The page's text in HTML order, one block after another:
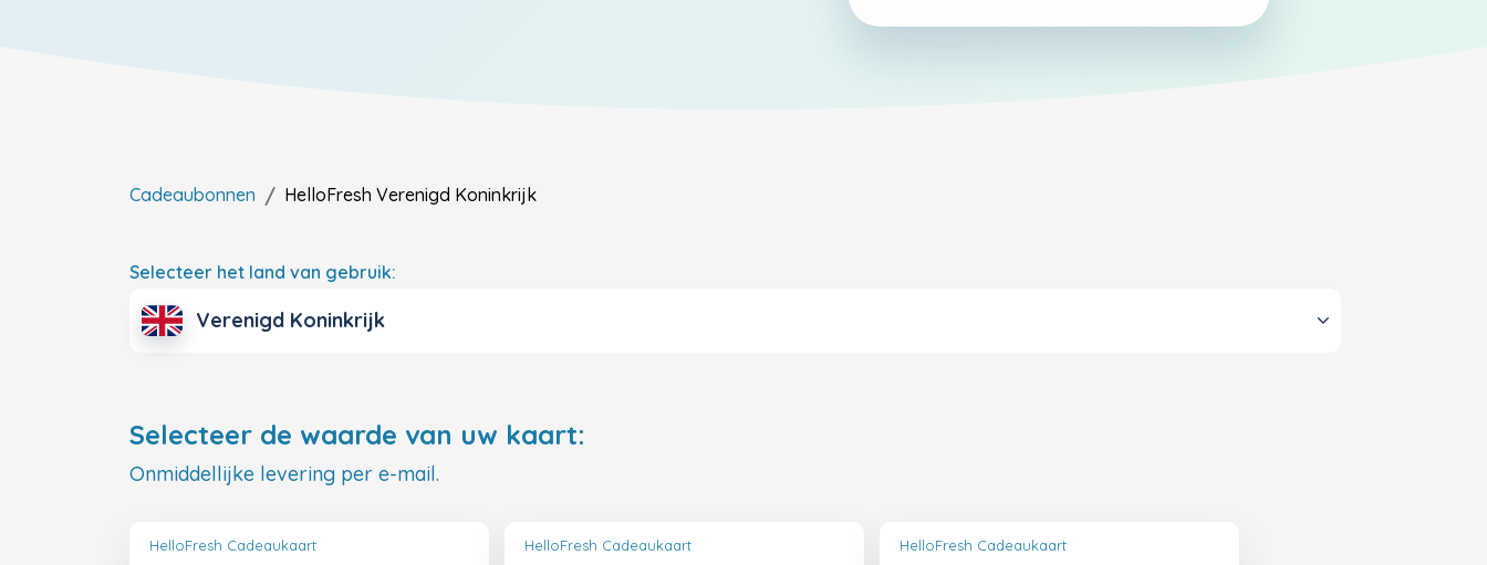
Cadeaubonnen HelloFresh Verenigd Koninkrijk
Selecteer het land van gebruik:
Verenigd Koninkrijk
Selecteer de waarde van uw kaart:
Onmiddellijke levering per e-mail.
HelloFresh Cadeaukaart HelloFresh Cadeaukaart HelloFresh Cadeaukaart